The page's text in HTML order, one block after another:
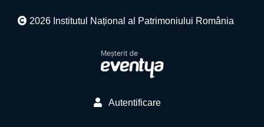
2026 Institutul Național al Patrimoniului România
Autentificare